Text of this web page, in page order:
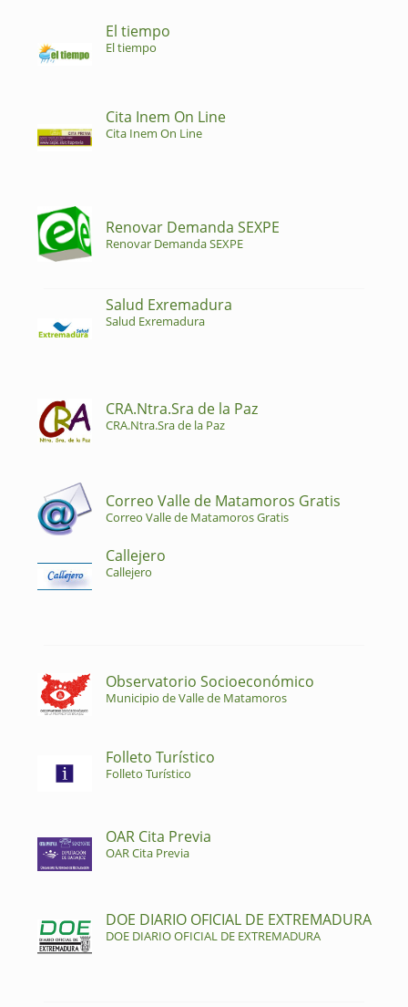
El tiempo
El tiempo
Cita Inem On Line
Cita Inem On Line
Renovar Demanda SEXPE
Renovar Demanda SEXPE
Salud Exremadura
Salud Exremadura
CRA.Ntra.Sra de la Paz
CRA.Ntra.Sra de la Paz
Correo Valle de Matamoros Gratis
Correo Valle de Matamoros Gratis
Callejero
Callejero
Observatorio Socioeconómico
Municipio de Valle de Matamoros
Folleto Turístico
Folleto Turístico
OAR Cita Previa
OAR Cita Previa
DOE DIARIO OFICIAL DE EXTREMADURA
DOE DIARIO OFICIAL DE EXTREMADURA